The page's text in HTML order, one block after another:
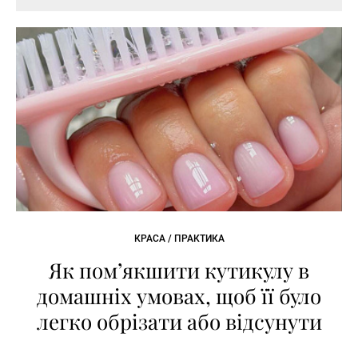
КРАСА / ПРАКТИКА
Як пом’якшити кутикулу в
домашніх умовах, щоб її було
легко обрізати або відсунути